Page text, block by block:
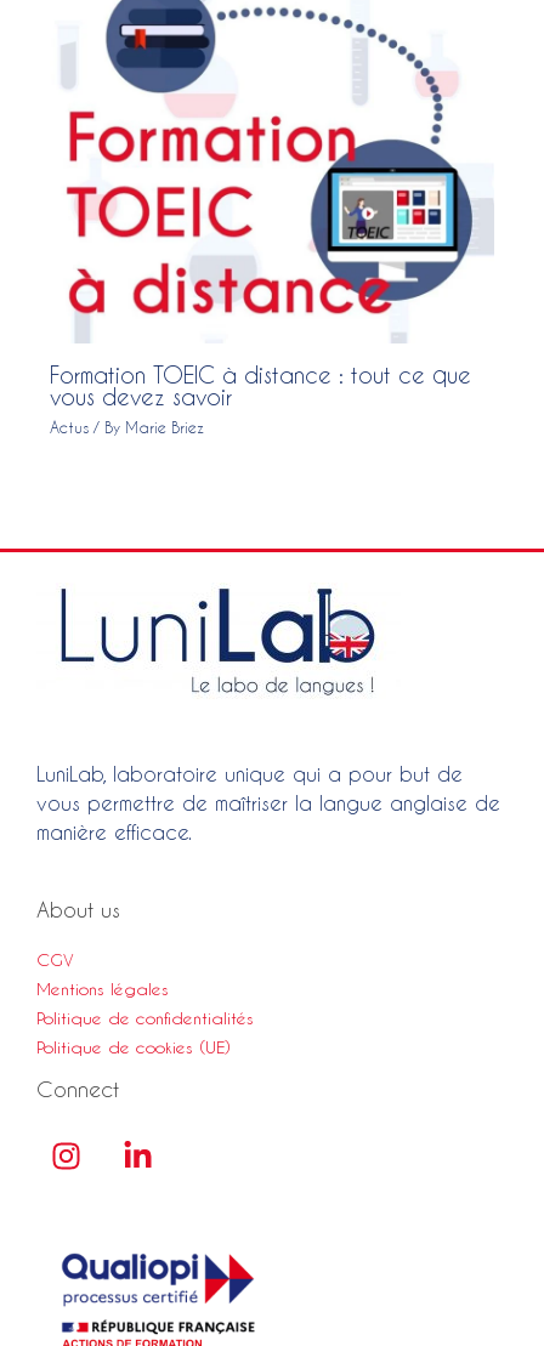
Formation TOEIC à distance : tout ce que
vous devez savoir
Actus / By Marie Briez
LuniLab, laboratoire unique qui a pour but de
vous permettre de maîtriser la langue anglaise de
manière efficace.
About us
CGV
Mentions légales
Politique de confidentialités
Politique de cookies (UE)
Connect